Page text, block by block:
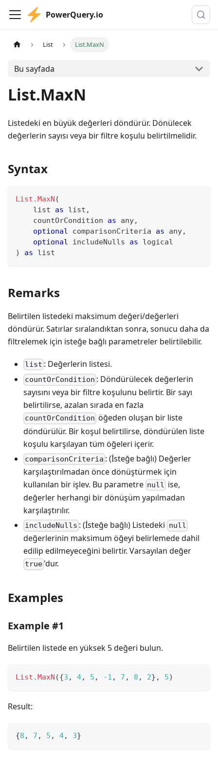
PowerQuery.io
List List.MaxN
Bu sayfada
List.MaxN
Listedeki en büyük değerleri döndürür. Dönülecek
değerlerin sayısı veya bir filtre koşulu belirtilmelidir.
Syntax
List.MaxN (
list
as list ,
    countOrCondition
as any,
optional comparisonCriteria as any,
optional includeNulls as
logical
)
as list
Remarks
Belirtilen listedeki maksimum değeri/değerleri
döndürür. Satırlar sıralandıktan sonra, sonucu daha da
filtrelemek için isteğe bağlı parametreler belirtilebilir.
list : Değerlerin listesi.
countOrCondition : Döndürülecek değerlerin
sayısını veya bir filtre koşulunu belirtir. Bir sayı
belirtilirse, azalan sırada en fazla
countOrCondition öğeden oluşan bir liste
döndürülür. Bir koşul belirtilirse, döndürülen liste
koşulu karşılayan tüm öğeleri içerir.
comparisonCriteria : (İsteğe bağlı) Değerler
karşılaştırılmadan önce dönüştürmek için
kullanılan bir işlev. Bu parametre null ise,
değerler herhangi bir dönüşüm yapılmadan
karşılaştırılır.
includeNulls : (İsteğe bağlı) Listedeki null
değerlerinin maksimum öğeyi belirlemede dahil
edilip edilmeyeceğini belirtir. Varsayılan değer
true 'dur.
Examples
Example #1
Belirtilen listede en yüksek 5 değeri bulun.
List.MaxN ({3 , 4, 5 , -1 , 7 , 8 , 2} , 5)
Result:
{8 , 7 , 5 , 4, 3}